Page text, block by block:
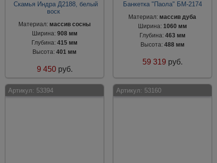
Скамья Индра Д2188, белый
воск
Материал: массив сосны
Ширина: 908 мм
Глубина:415 мм
Высота:401 мм
9 450 руб.
Банкетка "Паола" БМ-2174
Материал: массив дуба
Ширина: 1060 мм
Глубина: 463 мм
Высота: 488 мм
59 319 руб.
Артикул: 53394 Артикул: 53160